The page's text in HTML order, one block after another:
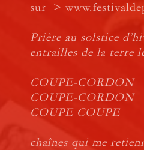
sur >
Prière au solstice
entrailles de la terre
COUPE-CORDON
COUPE-CORDON
COUPE COUPE
chaînes qui me